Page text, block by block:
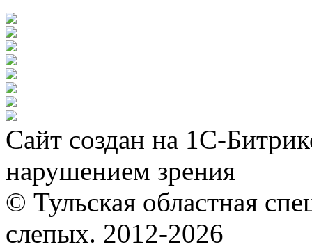
Сайт создан на 1С-
нарушением зрения
© Тульская областная
слепых. 2012-2026